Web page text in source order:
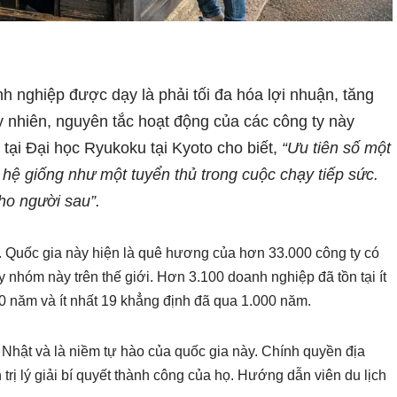
nghiệp được dạy là phải tối đa hóa lợi nhuận, tăng
nguyên tắc hoạt động của các công ty này
Đại học Ryukoku tại Kyoto cho biết, “Ưu tiên số một
giống như một tuyển thủ trong cuộc chạy tiếp sức.
người sau”.
gia này hiện là quê hương của hơn 33.000 công ty có
này trên thế giới. Hơn 3.100 doanh nghiệp đã tồn tại ít
và ít nhất 19 khẳng định đã qua 1.000 năm.
và là niềm tự hào của quốc gia này. Chính quyền địa
lý giải bí quyết thành công của họ. Hướng dẫn viên du lịch